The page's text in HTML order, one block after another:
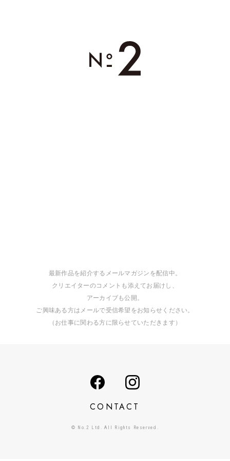
最新作品を紹介するメールマガジンを配信中。
クリエイターのコメントも添えてお届けし、
アーカイブも公開。
ご興味ある方はメールで受信希望をお知らせください。
（お仕事に関わる方に限らせていただきます）
CONTACT
© No.2 Ltd. All Rights Reserved.